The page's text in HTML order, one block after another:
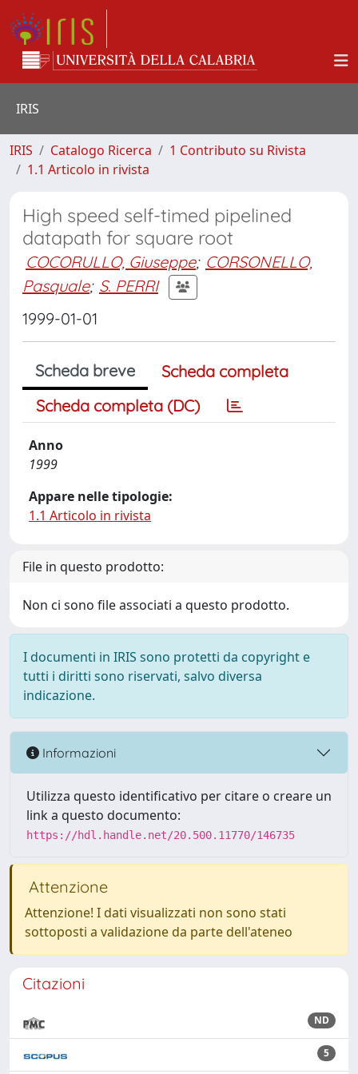
IRIS
IRIS Catalogo Ricerca
1 Contributo su Rivista
1.1 Articolo in rivista
High speed self-timed pipelined
datapath for square root
COCORULLO, Giuseppe; CORSONELLO,
Pasquale; S. PERRI
1999-01-01
Scheda breve
Scheda completa
Scheda completa (DC)
Anno
1999
Appare nelle tipologie:
1.1 Articolo in rivista
File in questo prodotto:
Non ci sono file associati a questo prodotto.
I documenti in IRIS sono protetti da copyright e
tutti i diritti sono riservati, salvo diversa
indicazione.
Informazioni
Utilizza questo identificativo per citare o creare un
link a questo documento:
https://hdl.handle.net/20.500.11770/146735
Attenzione
Attenzione! I dati visualizzati non sono stati
sottoposti a validazione da parte dell'ateneo
Citazioni
ND
5